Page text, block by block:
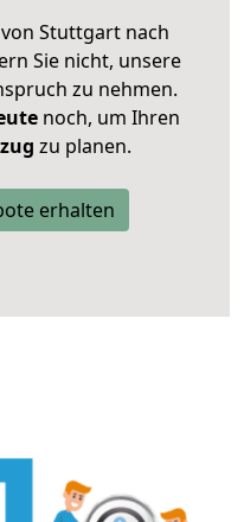
Stuttgart nach
Sie nicht, unsere
zu nehmen.
noch, um Ihren
zu planen.
erhalten